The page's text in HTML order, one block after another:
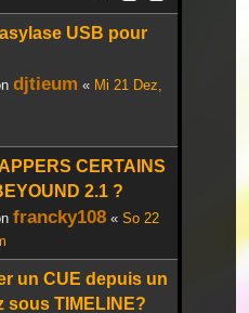
USB pour
djtieum « Mi 21 Dez,
CERTAINS
2.1 ?
francky108 « So 22
un CUE depuis un
sous TIMELINE?